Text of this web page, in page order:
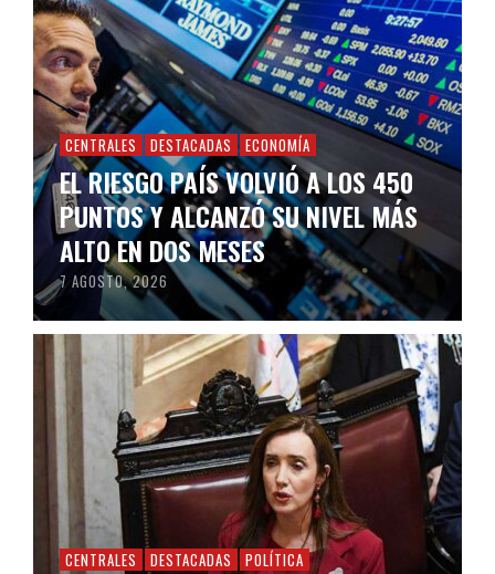
CENTRALES DESTACADAS ECONOMÍA
EL RIESGO PAÍS VOLVIÓ A LOS 450
PUNTOS Y ALCANZÓ SU NIVEL MÁS
ALTO EN DOS MESES
7 AGOSTO, 2026
CENTRALES DESTACADAS POLÍTICA